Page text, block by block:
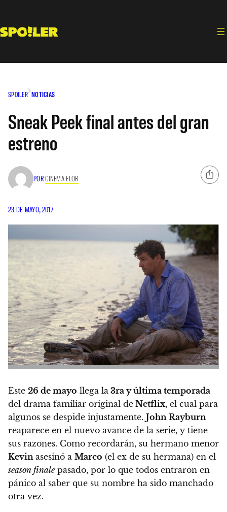
contenido
SPOILER NOTICIAS
Sneak Peek final antes del gran
estreno
PORCINEMA FLOR
23 DE MAYO, 2017
Este 26 de mayo llega la 3ra y última temporada
del drama familiar original de Netflix, el cual para
algunos se despide injustamente. John Rayburn
reaparece en el nuevo avance de la serie, y tiene
sus razones. Como recordarán, su hermano menor
Kevin asesinó a Marco (el ex de su hermana) en el
season finale pasado, por lo que todos entraron en
pánico al saber que su nombre ha sido manchado
otra vez.